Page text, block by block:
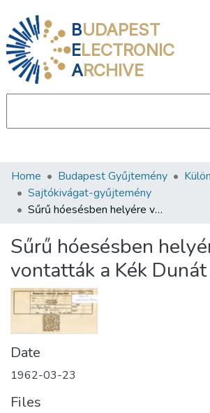
BUDAPEST
ELECTRONIC
ARCHIVE
Communities & Collections
All of DSpace
About us
Home Budapest Gyűjtemény
Sajtókivágat-gyűjtemény
Sűrű hóesésben helyére vontatták a Kék Dunát
Sűrű hóesésben
vontatták a Kék Dunát
Date
1962-03-23
Files